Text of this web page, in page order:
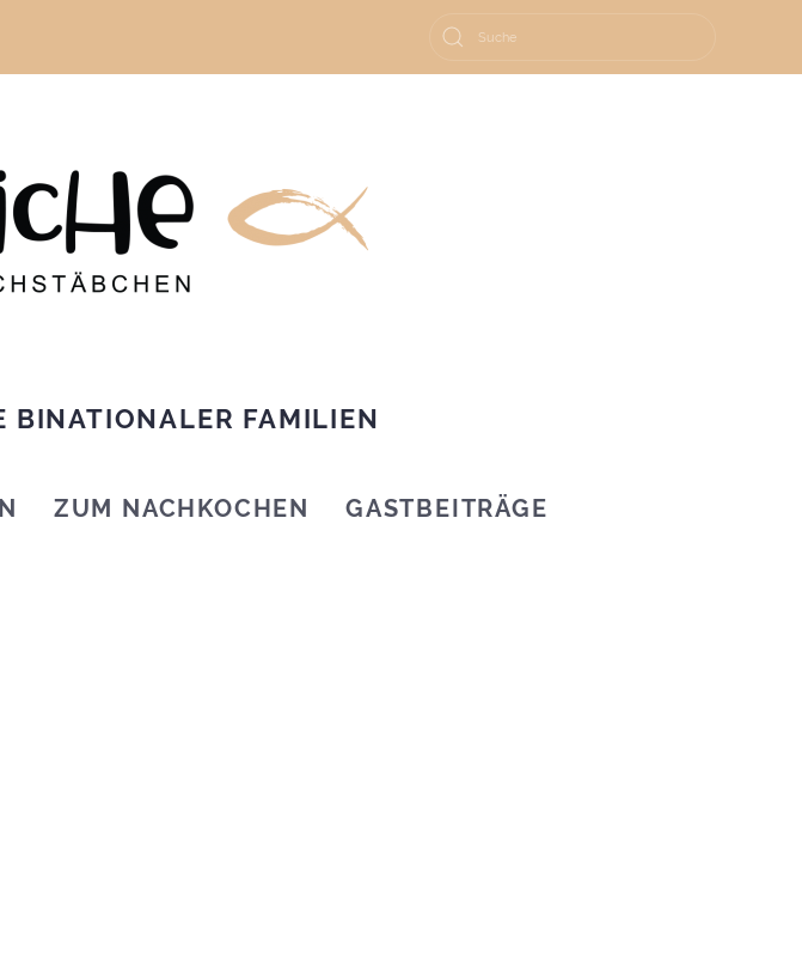
BINATIONALER FAMILIEN
ZUM NACHKOCHEN GASTBEITRÄGE